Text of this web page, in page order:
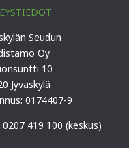
Seudun
Oy
10
Jyväskylä
0174407-9
0207 419 100 (keskus)